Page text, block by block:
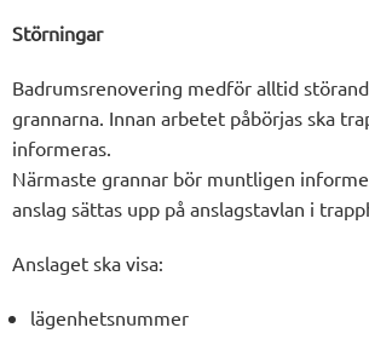
Störningar
Badrumsrenovering medför alltid
grannarna. Innan arbetet påbörjas ska
informeras.
Närmaste grannar bör muntligen
anslag sättas upp på anslagstavlan i
Anslaget ska visa:
lägenhetsnummer